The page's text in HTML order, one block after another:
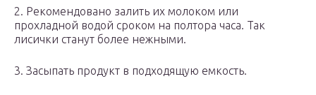
2. Рекомендовано залить их молоком или
прохладной водой сроком на полтора часа. Так
лисички станут более нежными.
3. Засыпать продукт в подходящую емкость.